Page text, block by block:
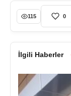
115 0
İlgili Haberler